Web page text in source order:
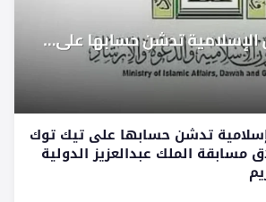
تدشن حسابها على تيك توك
مسابقة الملك عبدالعزيز الدولية